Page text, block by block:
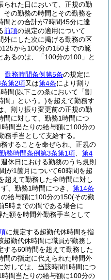
られた日において、正規の勤
その勤務の時間とその勤務を
間との合計が7時間45分に達
前項の規定の適用について
外にした次に掲げる勤務の区
から100分の150までの範
あるのは、「100分の100」と
勤務時間条例第5条の規定に
第2項又は第4条により割り
間(以下この条において「割
間」という。)を超えて勤務す
、割り振り変更前の正規の勤
間に対して、勤務1時間につ
間当たりの給与額に100分の
手当として支給する。
することを命ぜられ、正規の
勤務時間条例第3条第1項
第4
休日における勤務のうち規則
が1箇月について60時間を超
超えて勤務した全時間に対し
、勤務1時間につき、 第14条
給与額に100分の150(その勤
5時までの間である場合に
た額を時間外勤務手当として
に規定する超勤代休時間を指
超勤代休時間に職員が勤務し
する60時間を超えて勤務した
間の指定に代えられた時間外
対しては、当該時間1時間につ
間当たりの給与額に100分の